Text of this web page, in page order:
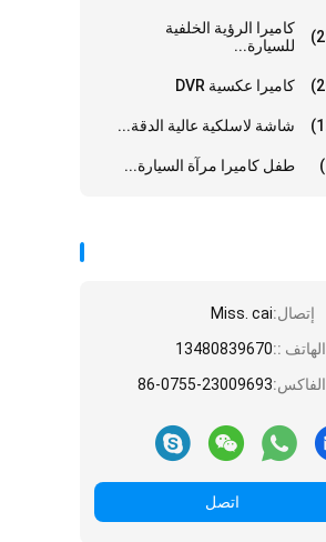
كاميرا الرؤية الخلفية
للسيارة...
كاميرا عكسية DVR
شاشة لاسلكية عالية الدقة...
طفل كاميرا مرآة السيارة...
إتصال:Miss. cai
الهاتف ::13480839670
الفاكس:86-0755-23009693
اتصل